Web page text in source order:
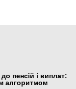
пенсій і виплат:
алгоритмом